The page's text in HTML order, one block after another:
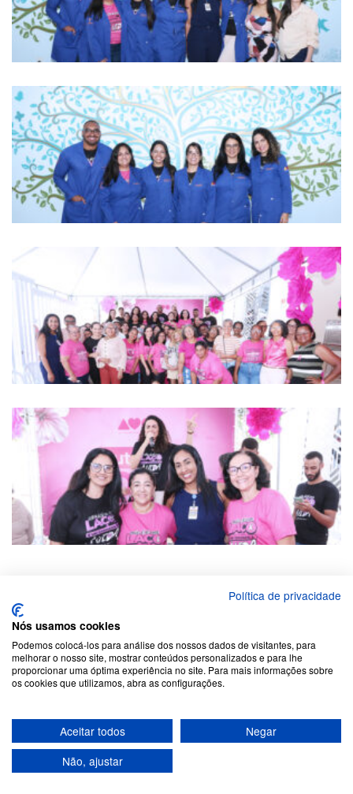
Institucional
História
Gestão
Estatuto Social
Admin. Voluntária
Política de privacidade
Nós usamos cookies
Podemos colocá-los para análise dos nossos dados de visitantes, para
melhorar o nosso site, mostrar conteúdos personalizados e para lhe
proporcionar uma óptima experiência no site. Para mais informações sobre
os cookies que utilizamos, abra as configurações.
Aceitar todos
Negar
Não, ajustar